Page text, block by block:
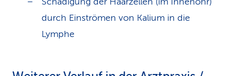
durch Einströmen von Kalium in die
Lymphe